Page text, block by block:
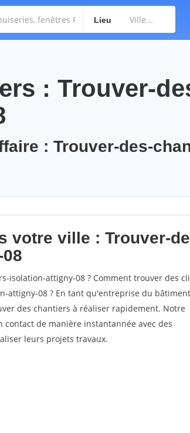
Lieu
: Trouver-
: Trouver-des-
votre ville : Trouver-
isolation-attigny-08 ? Comment trouver des
attigny-08 ? En tant qu'entreprise du
des chantiers à réaliser rapidement. Notre
de manière instantannée avec des
leurs projets travaux.